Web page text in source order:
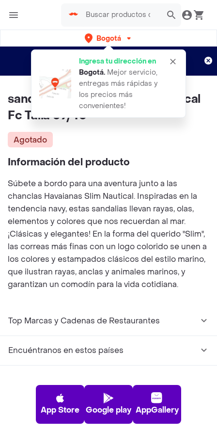
Bogotá
Ingresa tu dirección en
Bogotá. Mejor servicio,
entregas más rápidas y
los precios más
convenientes!
envíos gratis por semanas
Aplican TyC
sandalias Havaianas Slim Nautical
Fc Talla 39/40
Agotado
Información del producto
Súbete a bordo para una aventura junto a las
chanclas Havaianas Slim Nautical. Inspiradas en la
tendencia navy, estas sandalias llevan rayas, olas,
elementos y colores que nos recuerdan al mar.
¡Clásicas y elegantes! En la forma del querido "Slim",
las correas más finas con un logo colorido se unen a
los colores y estampados clásicos del estilo marino,
que ilustran rayas, anclas y animales marinos, y
garantizan un comodín para la vida cotidiana.
Top Marcas y Cadenas de Restaurantes
Encuéntranos en estos países
App Store Google play AppGallery